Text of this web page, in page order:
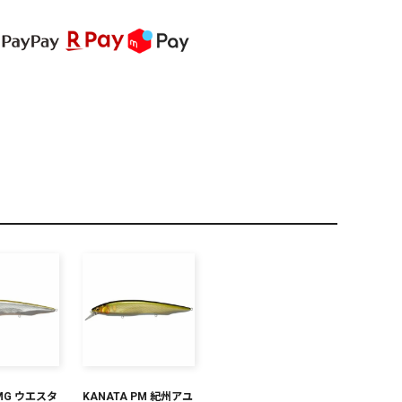
全て
ウエスタ KANATA PM 紀州アユ